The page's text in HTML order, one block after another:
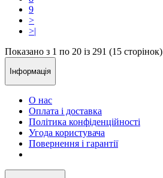
9
>
>|
Показано з 1 по 20 із 291 (15 сторінок)
Інформація
О нас
Оплата і доставка
Політика конфіденційності
Угода користувача
Повернення і гарантії